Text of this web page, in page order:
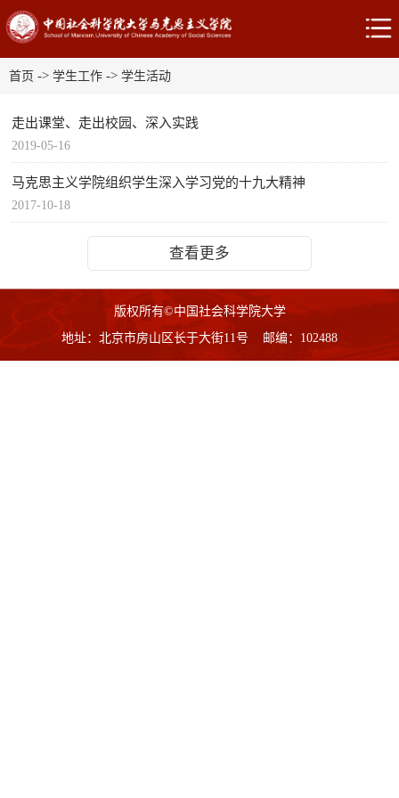
首页 -> 学生工作 -> 学生活动
走出课堂、走出校园、深入实践
2019-05-16
马克思主义学院组织学生深入学习党的十九大精神
2017-10-18
查看更多
版权所有©中国社会科学院大学
地址：北京市房山区长于大街11号 邮编：102488